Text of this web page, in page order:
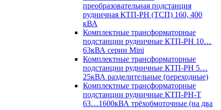
преобразовательная подстанция
рудничная КТП-РН (ТСП) 160, 400
кВА
Комплектные трансформаторные
подстанции рудничные КТП-РН 10…
63кВА серии Mini
Комплектные трансформаторные
подстанции рудничные КТП-РН 5…
25кВА разделительные (переходные)
Комплектные трансформаторные
подстанции рудничные КТП-РН-Т
63…1600кВА трёхобмоточные (на два